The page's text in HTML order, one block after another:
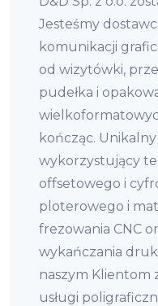
Jesteśmy
komunikacji
od wizytówki,
pudełka i
kończąc.
wykorzystujący
offsetowego i
ploterowego i
frezowania CNC
wykańczania
naszym Klientom
usługi